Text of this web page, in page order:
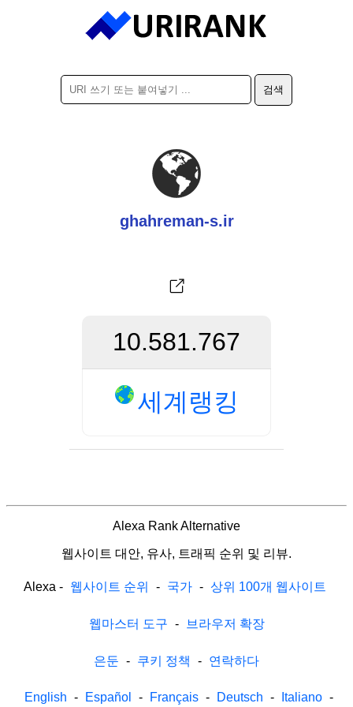
ghahreman-s.ir
10.581.767
세계랭킹
Alexa Rank Alternative
웹사이트 대안, 유사, 트래픽 순위 및 리뷰.
Alexa - 웹사이트 순위 - 국가 - 상위 100개 웹사이트
웹마스터 도구 - 브라우저 확장
은둔 - 쿠키 정책 - 연락하다
English - Español - Français - Deutsch - Italiano -